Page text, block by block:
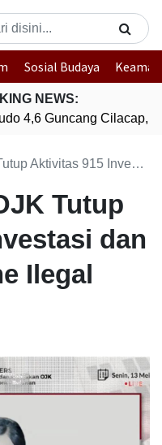
Sosial Budaya
NEWS:
4,6 Guncang Cilacap,
Investasi dan Pinjaman Online Ilegal
Tutup
dan
Ilegal